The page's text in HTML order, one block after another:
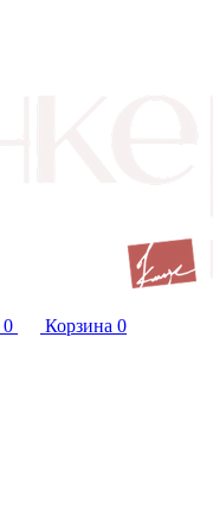
0 Корзина 0